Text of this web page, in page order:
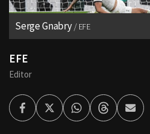
Serge Gnabry EFE
EFE
Editor
FacebookTwitterWhatsappThreadsEnviar
por